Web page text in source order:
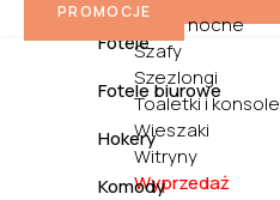
Szafki nocne
Szafy
Szezlongi
Toaletki i konsole
Wieszaki
Witryny
Wyprzedaż
Fotele
Fotele biurowe
Hokery
Komody
PROMOCJE